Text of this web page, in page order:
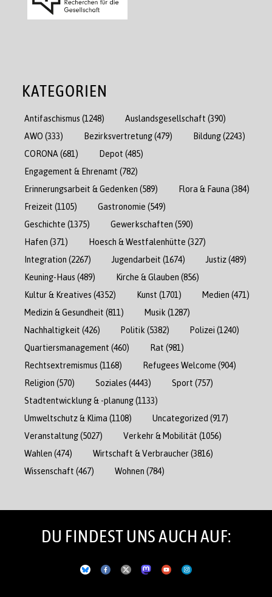
KATEGORIEN
Antifaschismus (1248) Auslandsgesellschaft (390)
AWO (333) Bezirksvertretung(479) Bildung(2243)
CORONA (681) Depot (485)
Engagement & Ehrenamt (782)
Erinnerungsarbeit & Gedenken (589) Flora & Fauna (384)
Freizeit (1105) Gastronomie (549)
Geschichte (1375) Gewerkschaften (590)
Hafen (371) Hoesch & Westfalenhütte (327)
Integration (2267) Jugendarbeit (1674) Justiz(489)
Keuning-Haus (489) Kirche & Glauben (856)
Kultur & Kreatives (4352) Kunst (1701) Medien (471)
Medizin & Gesundheit (811) Musik (1287)
Nachhaltigkeit (426) Politik (5382) Polizei (1240)
Quartiersmanagement (460) Rat (981)
Rechtsextremismus (1168) Refugees Welcome (904)
Religion (570) Soziales (4443) Sport (757)
Stadtentwicklung & -planung(1133)
Umweltschutz & Klima (1108) Uncategorized (917)
Veranstaltung(5027) Verkehr & Mobilität (1056)
Wahlen (474) Wirtschaft & Verbraucher(3816)
Wissenschaft (467) Wohnen (784)
DU FINDEST UNS AUCH AUF: